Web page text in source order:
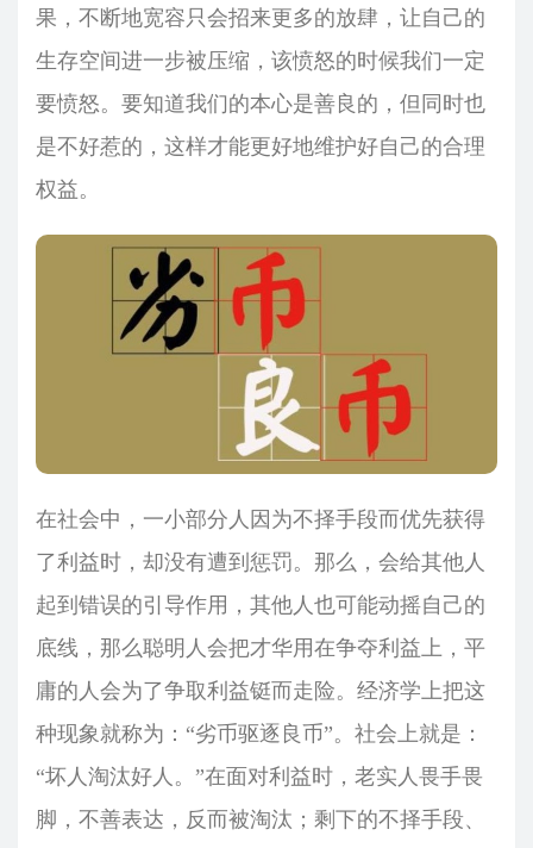
果，不断地宽容只会招来更多的放肆，让自己的
生存空间进一步被压缩，该愤怒的时候我们一定
要愤怒。要知道我们的本心是善良的，但同时也
是不好惹的，这样才能更好地维护好自己的合理
权益。
在社会中，一小部分人因为不择手段而优先获得
了利益时，却没有遭到惩罚。那么，会给其他人
起到错误的引导作用，其他人也可能动摇自己的
底线，那么聪明人会把才华用在争夺利益上，平
庸的人会为了争取利益铤而走险。经济学上把这
种现象就称为：“劣币驱逐良币”。社会上就是：
“坏人淘汰好人。”在面对利益时，老实人畏手畏
脚，不善表达，反而被淘汰；剩下的不择手段、